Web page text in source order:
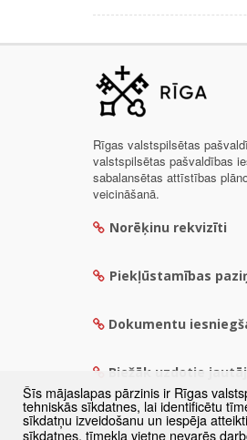
Rīgas valstspilsētas
valstspilsētas pašvaldības
sabalansētas attīstības
veicināšanā.
Norēķinu rekvizīti
Piekļūstamības
Dokumentu
Biežāk uzdotie
Šīs mājaslapas pārzinis ir Rīgas
tehniskās sīkdatnes, lai identificētu
sīkdatņu izveidošanu un iespēja
sīkdatnes, tīmekļa vietne nevarēs